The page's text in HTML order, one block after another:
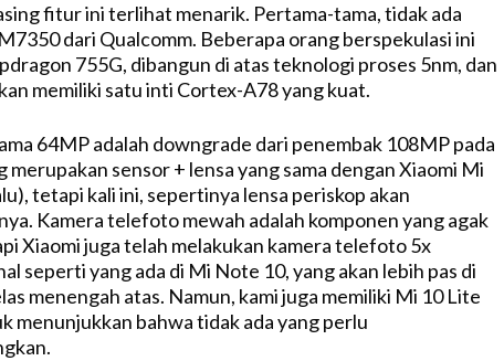
M
u
e
fitur ini terlihat menarik. Pertama-tama, tidak ada
dari Qualcomm. Beberapa orang berspekulasi ini
755G, dibangun di atas teknologi proses 5nm, dan
memiliki satu inti Cortex-A78 yang kuat.
64MP adalah downgrade dari penembak 108MP pada
merupakan sensor + lensa yang sama dengan Xiaomi Mi
tetapi kali ini, sepertinya lensa periskop akan
Kamera telefoto mewah adalah komponen yang agak
Xiaomi juga telah melakukan kamera telefoto 5x
seperti yang ada di Mi Note 10, yang akan lebih pas di
menengah atas. Namun, kami juga memiliki Mi 10 Lite
menunjukkan bahwa tidak ada yang perlu